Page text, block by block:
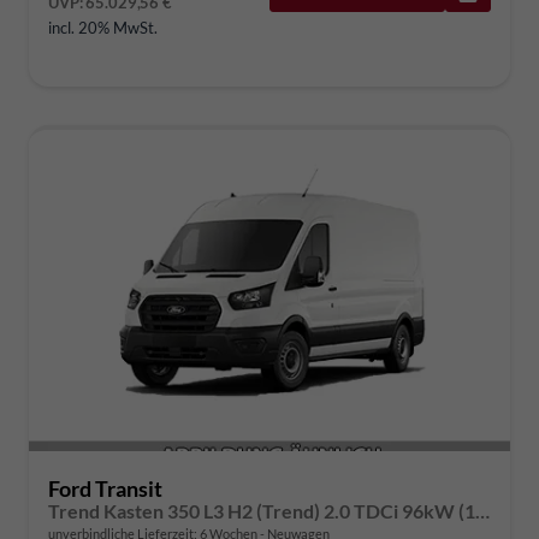
incl. 20% MwSt.
Ford Transit
unverbindliche Lieferzeit: 6 Wochen Neuwagen